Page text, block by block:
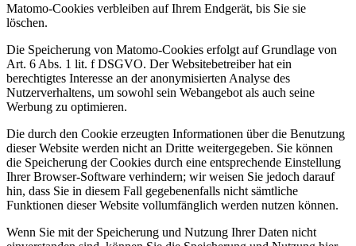
Matomo-Cookies verbleiben auf Ihrem Endgerät, bis Sie sie
löschen.
Die Speicherung von Matomo-Cookies erfolgt auf Grundlage von
Art. 6 Abs. 1 lit. f DSGVO. Der Websitebetreiber hat ein
berechtigtes Interesse an der anonymisierten Analyse des
Nutzerverhaltens, um sowohl sein Webangebot als auch seine
Werbung zu optimieren.
Die durch den Cookie erzeugten Informationen über die Benutzung
dieser Website werden nicht an Dritte weitergegeben. Sie können
die Speicherung der Cookies durch eine entsprechende Einstellung
Ihrer Browser-Software verhindern; wir weisen Sie jedoch darauf
hin, dass Sie in diesem Fall gegebenenfalls nicht sämtliche
Funktionen dieser Website vollumfänglich werden nutzen können.
Wenn Sie mit der Speicherung und Nutzung Ihrer Daten nicht